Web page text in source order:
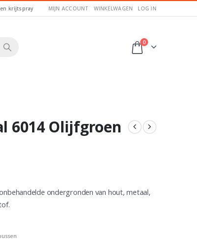
krijtspray MIJN ACCOUNT WINKELWAGEN LOG IN
0
6014 Olijfgroen
ondergronden van hout, metaal,